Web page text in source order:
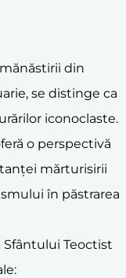
din
se distinge ca
iconoclaste.
o perspectivă
mărturisirii
în păstrarea
Teoctist